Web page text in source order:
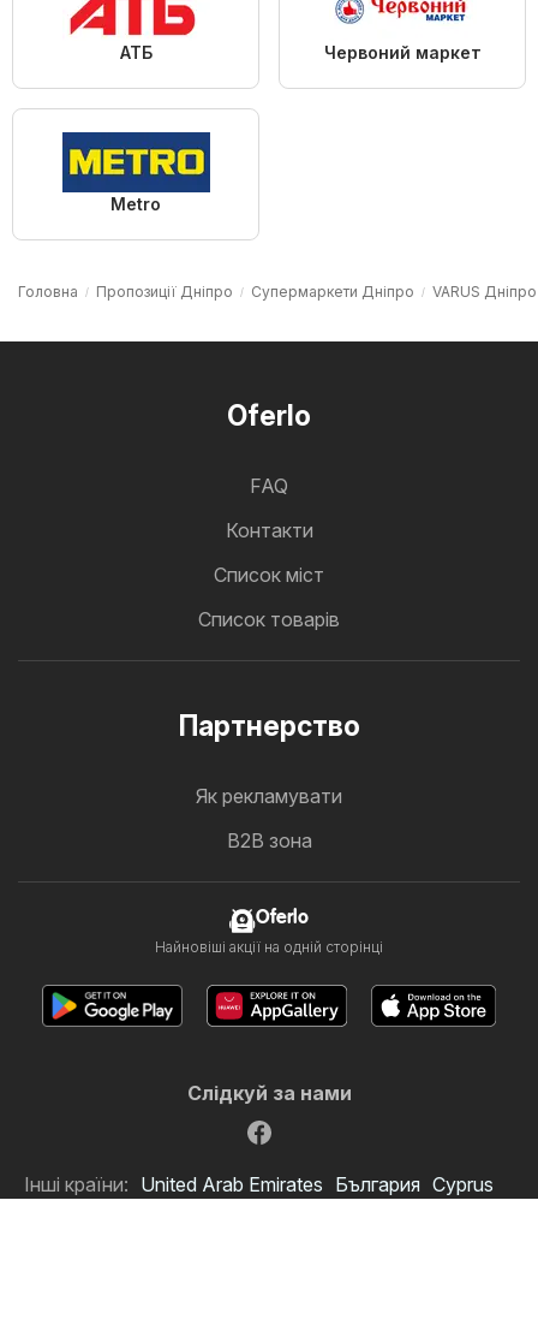
АТБ Червоний маркет
Metro
Головна Пропозиції Дніпро Супермаркети Дніпро VARUS Дніпро
Oferlo
FAQ
Контакти
Cписок міст
Список товарів
Партнерство
Як рекламувати
B2B зона
Oferlo
Найновіші акції на одній сторінці
Слідкуй за нами
Інші країни: United Arab Emirates България Cyprus